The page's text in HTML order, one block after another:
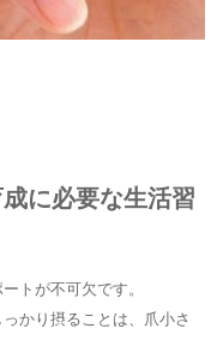
に必要な生活習
トが不可欠です。
かり摂ることは、爪小さ